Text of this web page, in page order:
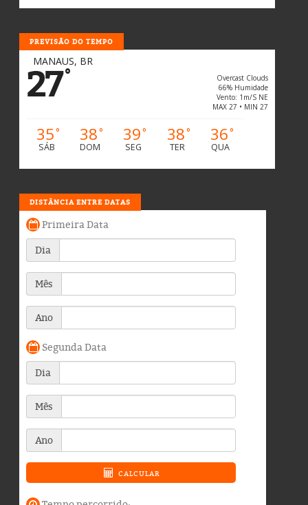
PREVISÃO DO TEMPO
MANAUS, BR
27°
Overcast Clouds
66% Humidade
Vento: 1m/s NE
MAX 27 • MIN 27
35°
SÁB
38°
DOM
39°
SEG
38°
TER
36°
QUA
DISTÂNCIA ENTRE DATAS